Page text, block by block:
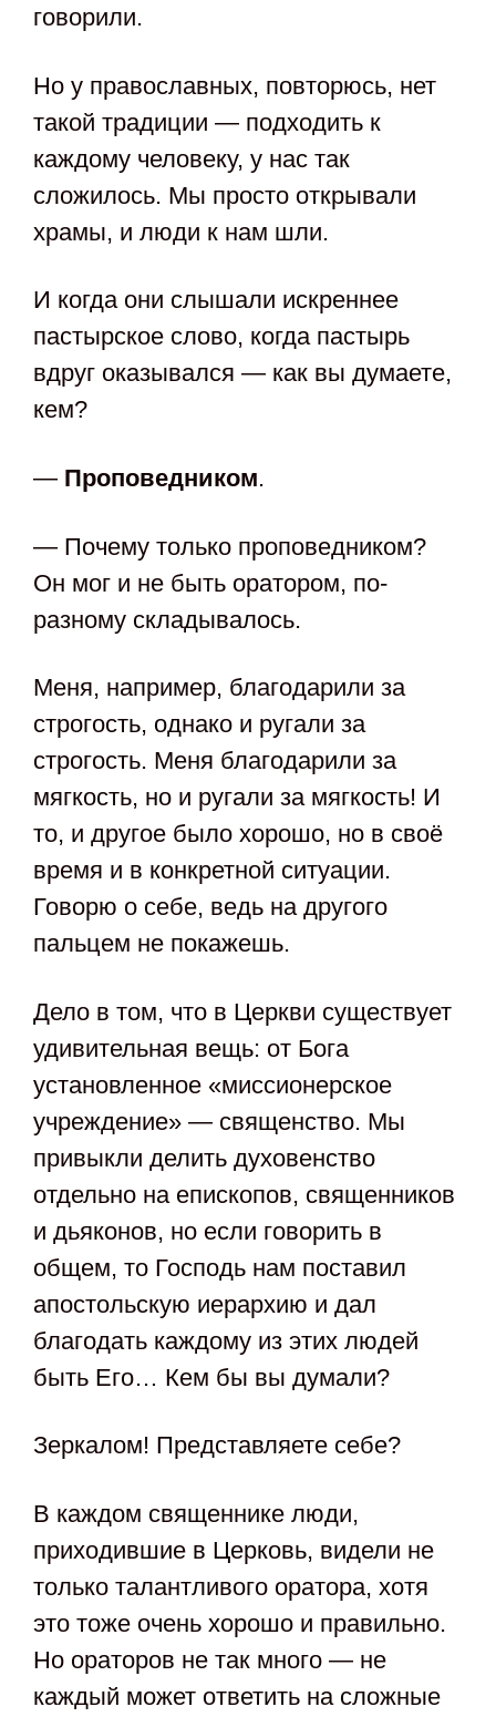
говорили.
Но у православных, повторюсь, нет
такой традиции — подходить к
каждому человеку, у нас так
сложилось. Мы просто открывали
храмы, и люди к нам шли.
И когда они слышали искреннее
пастырское слово, когда пастырь
вдруг оказывался — как вы думаете,
кем?
— Проповедником.
— Почему только проповедником?
Он мог и не быть оратором, по-
разному складывалось.
Меня, например, благодарили за
строгость, однако и ругали за
строгость. Меня благодарили за
мягкость, но и ругали за мягкость! И
то, и другое было хорошо, но в своё
время и в конкретной ситуации.
Говорю о себе, ведь на другого
пальцем не покажешь.
Дело в том, что в Церкви существует
удивительная вещь: от Бога
установленное «миссионерское
учреждение» — священство. Мы
привыкли делить духовенство
отдельно на епископов, священников
и дьяконов, но если говорить в
общем, то Господь нам поставил
апостольскую иерархию и дал
благодать каждому из этих людей
быть Его… Кем бы вы думали?
Зеркалом! Представляете себе?
В каждом священнике люди,
приходившие в Церковь, видели не
только талантливого оратора, хотя
это тоже очень хорошо и правильно.
Но ораторов не так много — не
каждый может ответить на сложные